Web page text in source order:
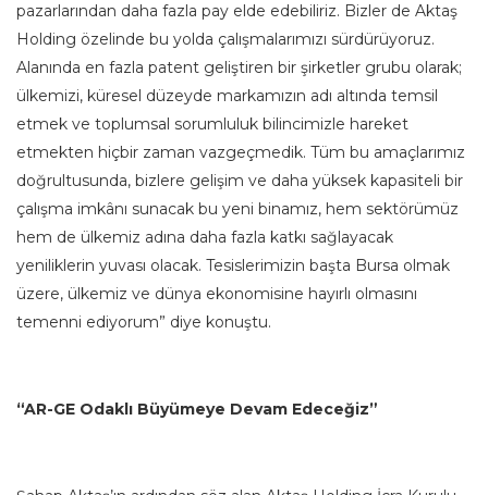
pazarlarından daha fazla pay elde edebiliriz. Bizler de Aktaş
Holding özelinde bu yolda çalışmalarımızı sürdürüyoruz.
Alanında en fazla patent geliştiren bir şirketler grubu olarak;
ülkemizi, küresel düzeyde markamızın adı altında temsil
etmek ve toplumsal sorumluluk bilincimizle hareket
etmekten hiçbir zaman vazgeçmedik. Tüm bu amaçlarımız
doğrultusunda, bizlere gelişim ve daha yüksek kapasiteli bir
çalışma imkânı sunacak bu yeni binamız, hem sektörümüz
hem de ülkemiz adına daha fazla katkı sağlayacak
yeniliklerin yuvası olacak. Tesislerimizin başta Bursa olmak
üzere, ülkemiz ve dünya ekonomisine hayırlı olmasını
temenni ediyorum” diye konuştu.
“AR-GE Odaklı Büyümeye Devam Edeceğiz”